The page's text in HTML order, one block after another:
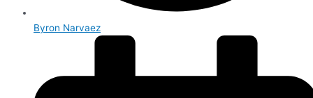
Byron Narvaez